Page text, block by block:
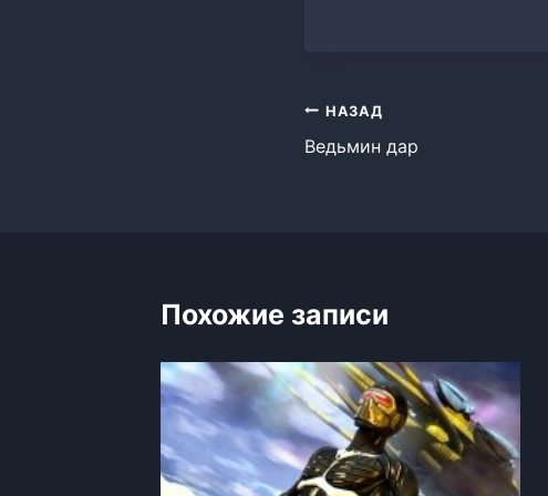
Навигация
по
НАЗАД
Ведьмин дар
Похожие записи